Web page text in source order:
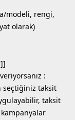
modeli, rengi,
olarak)
:
seçtiğiniz taksit
taksit